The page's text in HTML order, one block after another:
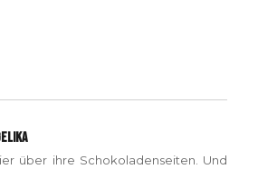
über ihre Schokoladenseiten. Und